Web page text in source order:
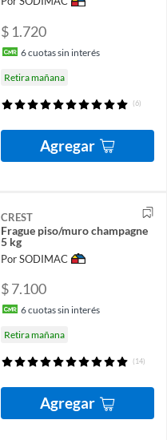
$ 1.720
6cuotas sin interés
Retira mañana
(6)
Agregar
CREST
Frague piso/muro champagne
5 kg
Por SODIMAC
$ 7.100
6cuotas sin interés
Retira mañana
(14)
Agregar